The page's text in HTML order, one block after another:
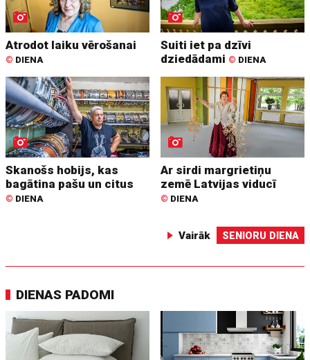
Atrodot laiku vērošanai
© DIENA
Suiti iet pa dzīvi
dziedādami © DIENA
Skanošs hobijs, kas
bagātina pašu un citus
© DIENA
Ar sirdi margrietiņu
zemē Latvijas viducī
© DIENA
Vairāk SENIORU DIENA
DIENAS PADOMI